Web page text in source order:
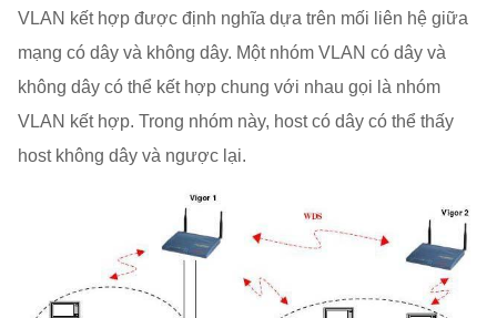
VLAN kết hợp được định nghĩa dựa trên mối liên hệ giữa
mạng có dây và không dây. Một nhóm VLAN có dây và
không dây có thể kết hợp chung với nhau gọi là nhóm
VLAN kết hợp. Trong nhóm này, host có dây có thể thấy
host không dây và ngược lại.